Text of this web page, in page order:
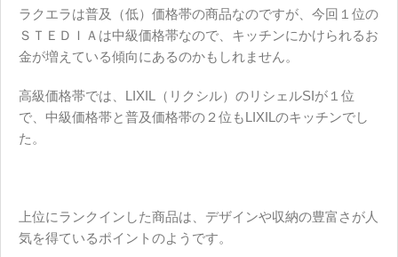
ラクエラは普及（低）価格帯の商品なのですが、今回１位の
ＳＴＥＤＩＡは中級価格帯なので、キッチンにかけられるお
金が増えている傾向にあるのかもしれません。
高級価格帯では、LIXIL（リクシル）のリシェルSIが１位
で、中級価格帯と普及価格帯の２位もLIXILのキッチンでし
た。
上位にランクインした商品は、デザインや収納の豊富さが人
気を得ているポイントのようです。